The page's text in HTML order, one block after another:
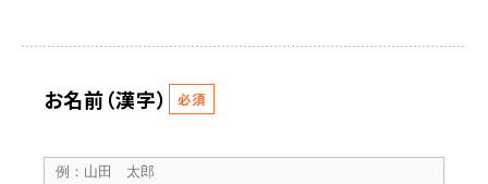
お名前（漢字） 必須